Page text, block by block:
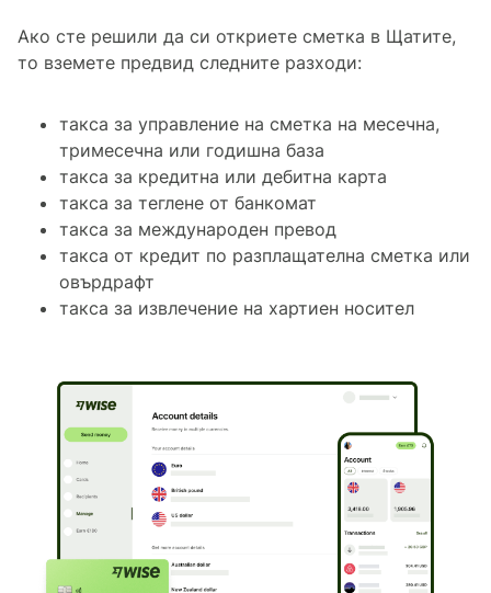
Ако сте решили да си откриете сметка в Щатите,
то вземете предвид следните разходи:
такса за управление на сметка на месечна,
тримесечна или годишна база
такса за кредитна или дебитна карта
такса за теглене от банкомат
такса за международен превод
такса от кредит по разплащателна сметка или
овърдрафт
такса за извлечение на хартиен носител